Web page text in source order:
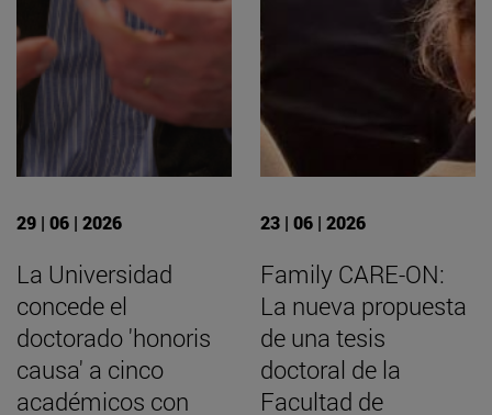
29 | 06 | 2026
La Universidad
concede el
doctorado 'honoris
causa' a cinco
académicos con
23 | 06 | 2026
Family CARE-ON:
La nueva propuesta
de una tesis
doctoral de la
Facultad de